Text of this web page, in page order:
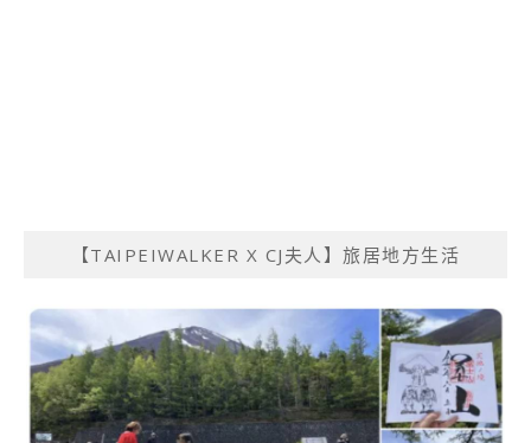
【TAIPEIWALKER X CJ夫人】旅居地方生活